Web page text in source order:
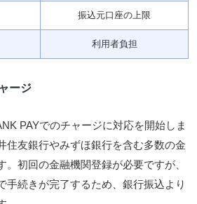
振込元口座の上限
利用者負担
ージ
PAYでのチャージに対応を開始しま
住友銀行やみずほ銀行を含む多数の金
。初回の金融機関登録が必要ですが、
手続きが完了するため、銀行振込より